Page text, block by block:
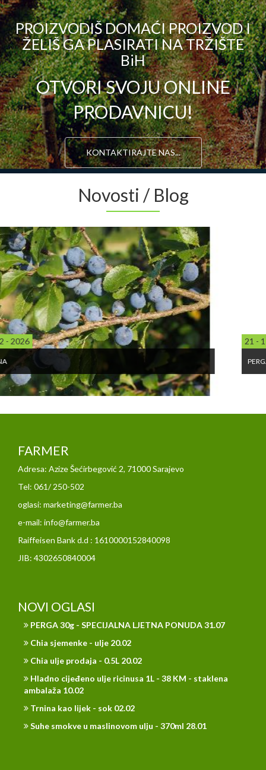
PROIZVODIŠ DOMAĆI PROIZVOD I
ŽELIŠ GA PLASIRATI NA TRŽIŠTE
BiH
OTVORI SVOJU ONLINE
PRODAVNICU!
KONTAKTIRAJTE NAS...
Novosti / Blog
21 - 11 - 2025
FARMER
Adresa: Azize Šećirbegović 2, 71000 Sarajevo
Tel: 061/ 250-502
oglasi: marketing@farmer.ba
e-mail: info@farmer.ba
Raiffeisen Bank d.d : 1610000152840098
JIB: 4302650840004
NOVI OGLASI
PERGA 30g - SPECIJALNA LJETNA PONUDA 31.07
Chia sjemenke - ulje 20.02
Chia ulje prodaja - 0.5L 20.02
Hladno cijeđeno ulje ricinusa 1L - 38 KM - staklena
ambalaža 10.02
Trnina kao lijek - sok 02.02
Suhe smokve u maslinovom ulju - 370ml 28.01